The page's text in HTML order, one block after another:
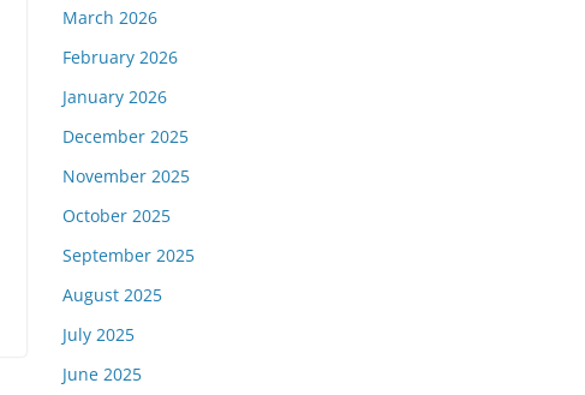
March 2026
February 2026
January 2026
December 2025
November 2025
October 2025
September 2025
August 2025
July 2025
June 2025